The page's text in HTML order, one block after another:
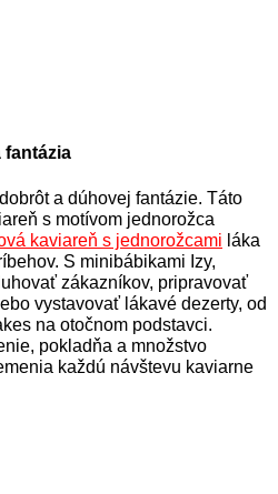
fantázia
a dúhovej fantázie. Táto
s motívom jednorožca
kaviareň s jednorožcami láka
S minibábikami Izy,
zákazníkov, pripravovať
vystavovať lákavé dezerty, od
na otočnom podstavci.
pokladňa a množstvo
každú návštevu kaviarne